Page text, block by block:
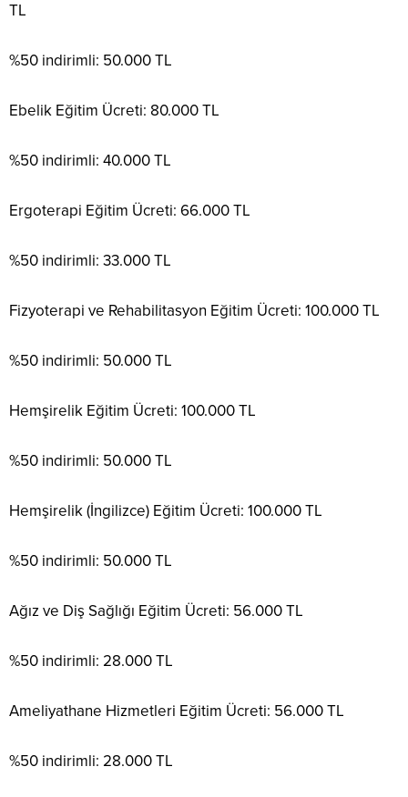
TL
%50 indirimli: 50.000 TL
Ebelik Eğitim Ücreti: 80.000 TL
%50 indirimli: 40.000 TL
Ergoterapi Eğitim Ücreti: 66.000 TL
%50 indirimli: 33.000 TL
Fizyoterapi ve Rehabilitasyon Eğitim Ücreti: 100.000 TL
%50 indirimli: 50.000 TL
Hemşirelik Eğitim Ücreti: 100.000 TL
%50 indirimli: 50.000 TL
Hemşirelik (İngilizce) Eğitim Ücreti: 100.000 TL
%50 indirimli: 50.000 TL
Ağız ve Diş Sağlığı Eğitim Ücreti: 56.000 TL
%50 indirimli: 28.000 TL
Ameliyathane Hizmetleri Eğitim Ücreti: 56.000 TL
%50 indirimli: 28.000 TL